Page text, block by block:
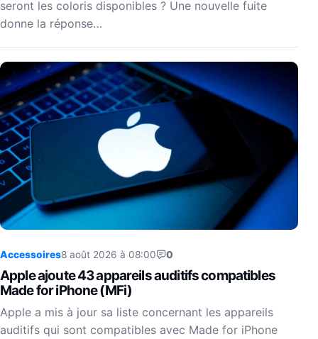
seront les coloris disponibles ? Une nouvelle fuite
donne la réponse…
Accessoires8 août 2026 à 08:00 0
Apple ajoute 43 appareils auditifs compatibles
Made for iPhone (MFi)
Apple a mis à jour sa liste concernant les appareils
auditifs qui sont compatibles avec Made for iPhone